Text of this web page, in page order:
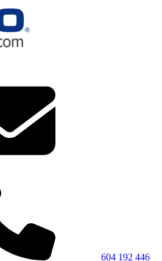
604 192 446